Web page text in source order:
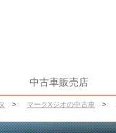
中古車販売店
> マークXジオの中古車 >